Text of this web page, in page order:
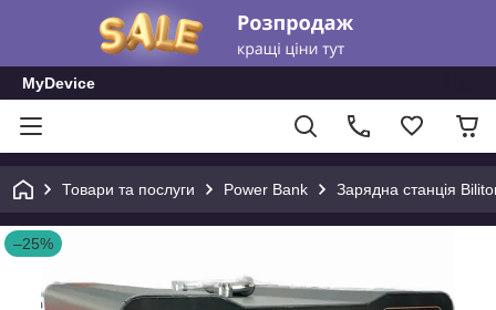
MyDevice
Товари та послуги Power Bank Зарядна станція
–25%